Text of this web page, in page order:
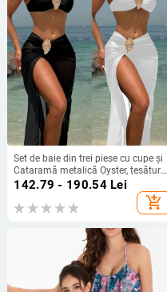
Set de baie din trei piese cu cupe și
Cataramă metalică Oyster, țesătură
poliester, căptușeală poliester cu
18% elastan, greutate țesătură 230
g
142.79 - 190.54Lei
add_shopping_cart